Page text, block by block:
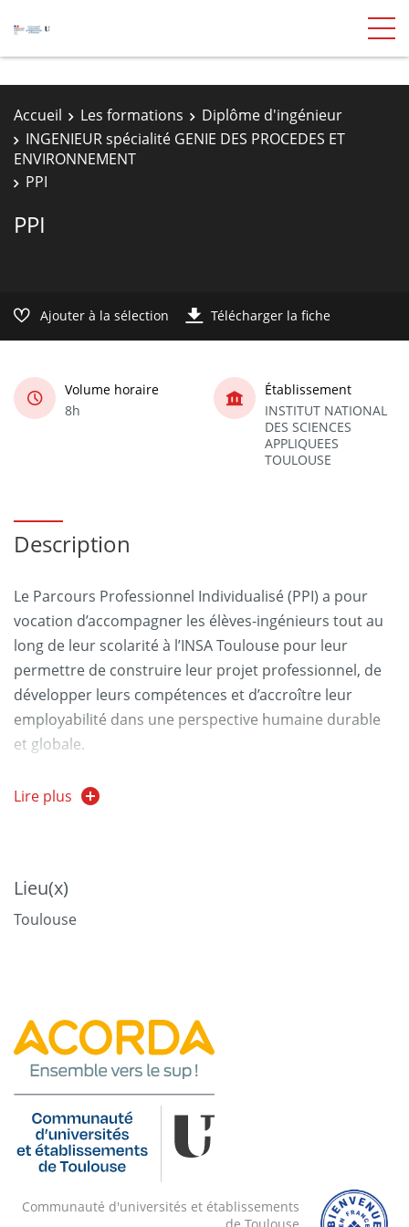
Accueil Les formations
Diplôme d'ingénieur
INGENIEUR spécialité GENIE DES PROCEDES ET
ENVIRONNEMENT
PPI
PPI
Ajouter à la sélection Télécharger la fiche
Volume horaire
8h
Établissement
INSTITUT NATIONAL
DES SCIENCES
APPLIQUEES
TOULOUSE
Description
Le Parcours Professionnel Individualisé (PPI) a pour
vocation d’accompagner les élèves-ingénieurs tout au
long de leur scolarité à l’INSA Toulouse pour leur
permettre de construire leur projet professionnel, de
développer leurs compétences et d’accroître leur
employabilité dans une perspective humaine durable
et globale.
plus efficace dans la recherche
d’un stage/emploi ?
>> Comment mettre toutes les chances de son côté
pour réussir un entretien de
Lire plus
Lieu(x)
Toulouse
Communauté d'universités et établissements
de Toulouse